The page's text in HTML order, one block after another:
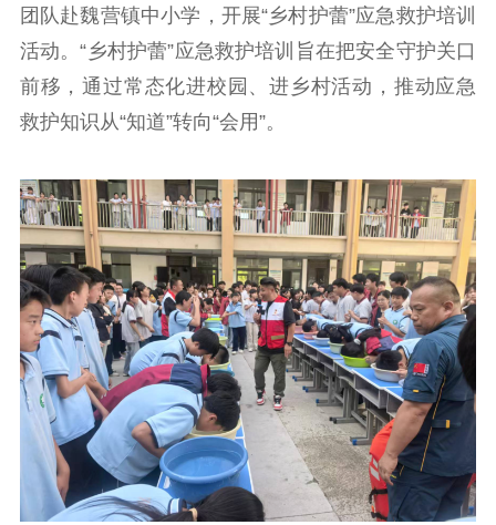
理论武装
理论学习 宣传宣讲 研究阐释
哲学社科
江苏文脉
资料下载
新闻宣传
主题宣传 对外宣传
新闻发布
记者之家
品牌栏目
文化文艺
精品生产 文化惠民
文化传承
文化交流
体制改革
文化产业
紫金文化艺术节
品牌活动 紫艺舞台
团队赴魏营镇中小学，开展“乡村护蕾”应急救护培训
活动。“乡村护蕾”应急救护培训旨在把安全守护关口
前移，通过常态化进校园、进乡村活动，推动应急
救护知识从“知道”转向“会用”。